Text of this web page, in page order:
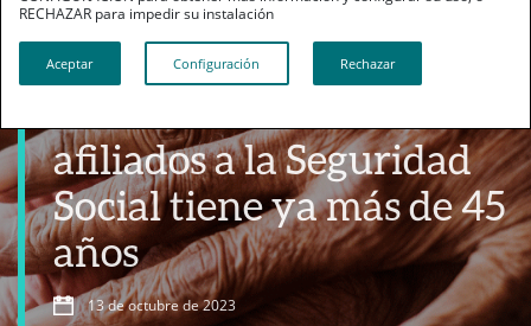
Jubilación
afiliados a la Seguridad
Social tiene ya más de 45
años
13 de octubre de 2023
RECHAZAR para impedir su instalación​​​​​​​
Aceptar Configuración Rechazar